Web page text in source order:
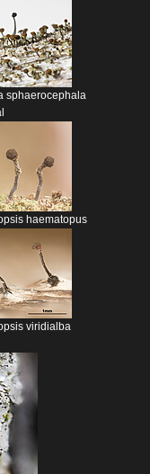
sphaerocephala
haematopus
viridialba